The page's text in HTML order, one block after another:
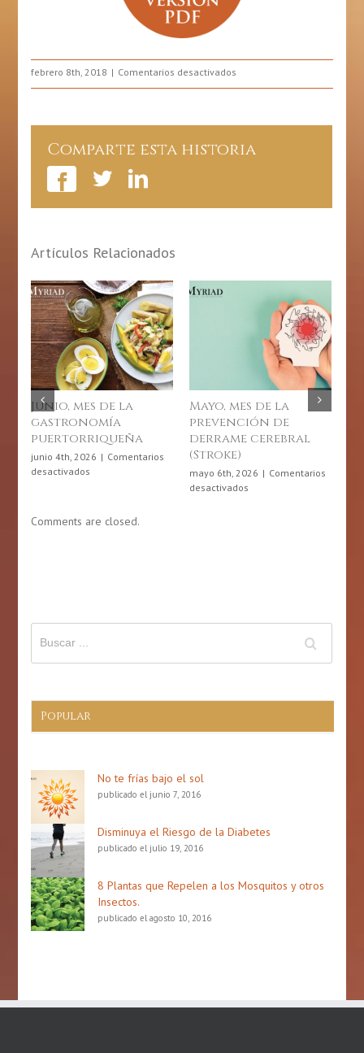
febrero 8th, 2018 Comentarios desactivados
Con
Vida
Comparte esta historia
Artículos Relacionados
Junio, mes de la
gastronomía
puertorriqueña
junio 4th, 2026 | Comentarios
desactivados
la
Mayo, mes de la
prevención de
derrame cerebral
(Stroke)
mayo 6th, 2026 | Comentarios
desactivados
Comments are closed.
Popular
No te frías bajo el sol
publicado el junio 7, 2016
Disminuya el Riesgo de la Diabetes
publicado el julio 19, 2016
8 Plantas que Repelen a los Mosquitos y otros
Insectos.
publicado el agosto 10, 2016